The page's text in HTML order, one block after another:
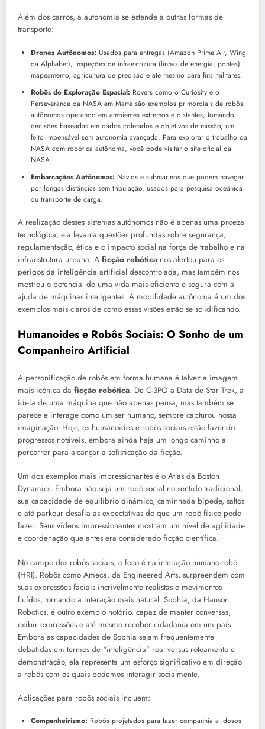
Além dos carros, a autonomia se estende a outras formas de
transporte:
Drones Autônomos: Usados para entregas (Amazon Prime Air, Wing
da Alphabet), inspeções de infraestrutura (linhas de energia, pontes),
mapeamento, agricultura de precisão e até mesmo para fins militares.
Robôs de Exploração Espacial: Rovers como o Curiosity e o
Perseverance da NASA em Marte são exemplos primordiais de robôs
autônomos operando em ambientes extremos e distantes, tomando
decisões baseadas em dados coletados e objetivos de missão, um
feito impensável sem autonomia avançada. Para explorar o trabalho da
NASA com robótica autônoma, você pode visitar o site oficial da
NASA.
Embarcações Autônomas: Navios e submarinos que podem navegar
por longas distâncias sem tripulação, usados para pesquisa oceânica
ou transporte de carga.
A realização desses sistemas autônomos não é apenas uma proeza
tecnológica; ela levanta questões profundas sobre segurança,
regulamentação, ética e o impacto social na força de trabalho e na
infraestrutura urbana. A ficção robótica nos alertou para os
perigos da inteligência artificial descontrolada, mas também nos
mostrou o potencial de uma vida mais eficiente e segura com a
ajuda de máquinas inteligentes. A mobilidade autônoma é um dos
exemplos mais claros de como essas visões estão se solidificando.
Humanoides e Robôs Sociais: O Sonho de um
Companheiro Artificial
A personificação de robôs em forma humana é talvez a imagem
mais icônica da ficção robótica. De C-3PO a Data de Star Trek, a
ideia de uma máquina que não apenas pensa, mas também se
parece e interage como um ser humano, sempre capturou nossa
imaginação. Hoje, os humanoides e robôs sociais estão fazendo
progressos notáveis, embora ainda haja um longo caminho a
percorrer para alcançar a sofisticação da ficção.
Um dos exemplos mais impressionantes é o Atlas da Boston
Dynamics. Embora não seja um robô social no sentido tradicional,
sua capacidade de equilíbrio dinâmico, caminhada bípede, saltos
e até parkour desafia as expectativas do que um robô físico pode
fazer. Seus vídeos impressionantes mostram um nível de agilidade
e coordenação que antes era considerado ficção científica.
No campo dos robôs sociais, o foco é na interação humano-robô
(HRI). Robôs como Ameca, da Engineered Arts, surpreendem com
suas expressões faciais incrivelmente realistas e movimentos
fluídos, tornando a interação mais natural. Sophia, da Hanson
Robotics, é outro exemplo notório, capaz de manter conversas,
exibir expressões e até mesmo receber cidadania em um país.
Embora as capacidades de Sophia sejam frequentemente
debatidas em termos de “inteligência” real versus roteamento e
demonstração, ela representa um esforço significativo em direção
a robôs com os quais podemos interagir socialmente.
Aplicações para robôs sociais incluem:
Companheirismo: Robôs projetados para fazer companhia a idosos